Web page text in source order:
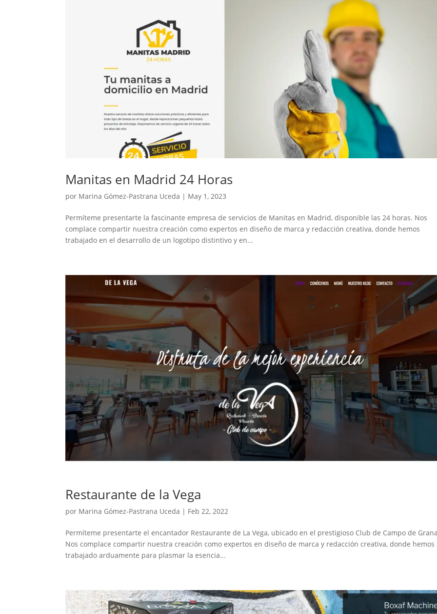
Manitas en Madrid 24 Horas
por Marina Gómez-Pastrana Uceda | May 1, 2023
Permíteme presentarte la fascinante empresa de servicios de Manitas en Madrid, disponible las 24 horas. Nos
complace compartir nuestra creación como expertos en diseño de marca y redacción creativa, donde hemos
trabajado en el desarrollo de un logotipo distintivo y en...
Restaurante de la Vega
por Marina Gómez-Pastrana Uceda | Feb 22, 2022
Permíteme presentarte el encantador Restaurante de La Vega, ubicado en el prestigioso Club de Campo de
Nos complace compartir nuestra creación como expertos en diseño de marca y redacción creativa, donde hemos
trabajado arduamente para plasmar la esencia...